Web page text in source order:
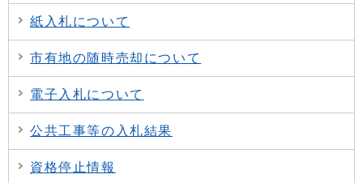
紙入札について
市有地の随時売却について
電子入札について
公共工事等の入札結果
資格停止情報